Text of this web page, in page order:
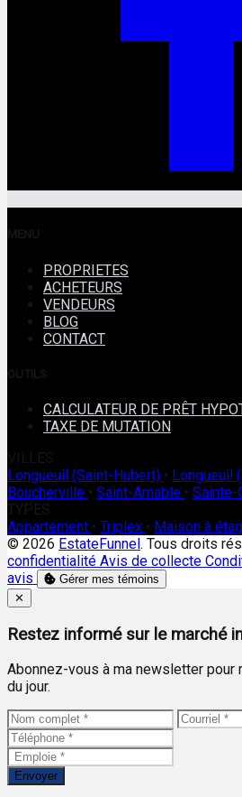
PROPRIETES
ACHETEURS
VENDEURS
BLOG
CONTACT
CALCULATEUR DE PRÊT
TAXE DE MUTATION
Longueuil (Saint-Hubert)
Longueuil
Boucherville
Saint-Amable
Sainte-
Appartement
Triplex
Maison à
© 2026 EstateFunnel. Tous droits
confidentialité Avis de collecte
avis
Gérer mes témoins
Close
✕
Restez informé sur le marché
Abonnez-vous à ma newsletter pour
du jour.
Envoyer